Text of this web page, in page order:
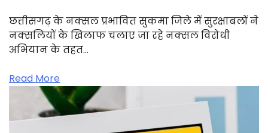
छत्तीसगढ़ के नक्सल प्रभावित सुकमा जिले में सुरक्षाबलों ने
नक्सलियों के खिलाफ चलाए जा रहे नक्सल विरोधी
अभियान के तहत…
Read More